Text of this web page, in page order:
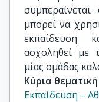
μπορεί να
εκπαίδευση
ασχοληθεί με
μίας ομάδας
Κύρια
Εκπαίδευση –